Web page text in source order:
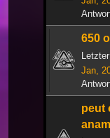
650
Jan,
peut